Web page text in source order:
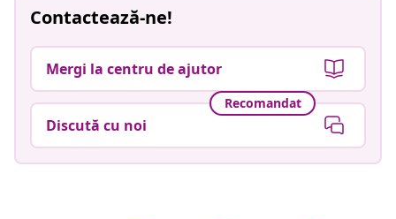
Contactează-ne!
Mergi la centru de ajutor
Recomandat
Discută cu noi